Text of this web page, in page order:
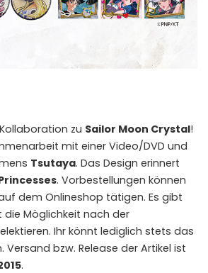
zu Sailor Moon Crystal!
mit einer Video/DVD und
Tsutaya. Das Design erinnert
. Vorbestellungen können
dem Onlineshop tätigen. Es gibt
Möglichkeit nach der
Ihr könnt lediglich stets das
Versand bzw. Release der Artikel ist
.